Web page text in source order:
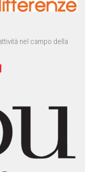
nel campo della